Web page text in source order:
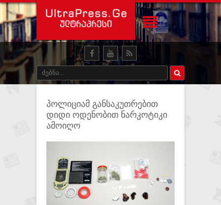
პოლიციამ განსაკუთრებით
დიდი ოდენობით ნარკოტიკი
ამოიღო